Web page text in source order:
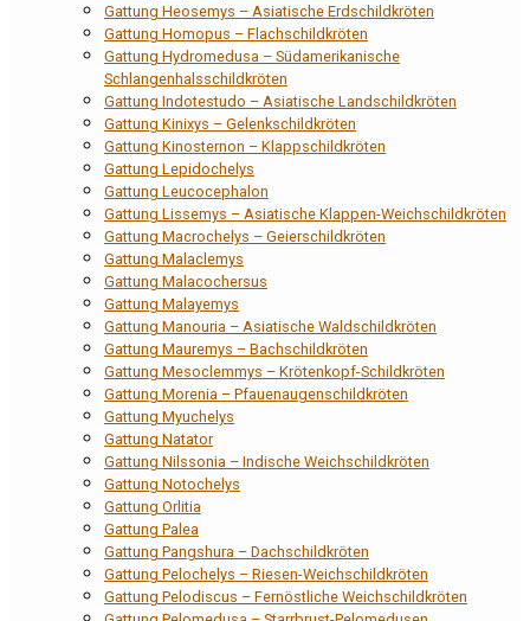
Gattung Heosemys – Asiatische Erdschildkröten
Gattung Homopus – Flachschildkröten
Gattung Hydromedusa – Südamerikanische
Schlangenhalsschildkröten
Gattung Indotestudo – Asiatische Landschildkröten
Gattung Kinixys – Gelenkschildkröten
Gattung Kinosternon – Klappschildkröten
Gattung Lepidochelys
Gattung Leucocephalon
Gattung Lissemys – Asiatische Klappen-Weichschildkröten
Gattung Macrochelys – Geierschildkröten
Gattung Malaclemys
Gattung Malacochersus
Gattung Malayemys
Gattung Manouria – Asiatische Waldschildkröten
Gattung Mauremys – Bachschildkröten
Gattung Mesoclemmys – Krötenkopf-Schildkröten
Gattung Morenia – Pfauenaugenschildkröten
Gattung Myuchelys
Gattung Natator
Gattung Nilssonia – Indische Weichschildkröten
Gattung Notochelys
Gattung Orlitia
Gattung Palea
Gattung Pangshura – Dachschildkröten
Gattung Pelochelys – Riesen-Weichschildkröten
Gattung Pelodiscus – Fernöstliche Weichschildkröten